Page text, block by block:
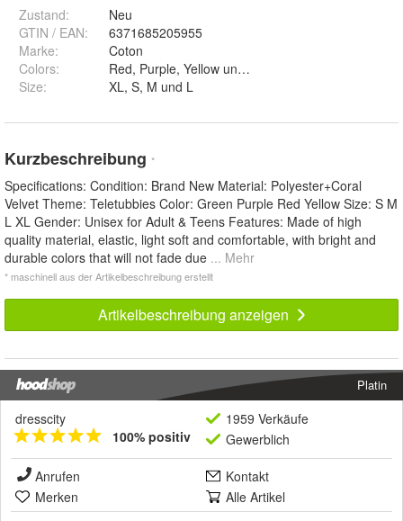
Zustand:
Neu
GTIN / EAN:
6371685205955
Marke:
Coton
Colors:
Red, Purple, Yellow und Green
Size: XL, S, M und L
Kurzbeschreibung *
Specifications: Condition: Brand New Material: Polyester+Coral
Velvet Theme: Teletubbies Color: Green Purple Red Yellow Size: S M
L XL Gender: Unisex for Adult & Teens Features: Made of high
quality material, elastic, light soft and comfortable, with bright and
durable colors that will not fade due ... Mehr
* maschinell aus der Artikelbeschreibung erstellt
Artikelbeschreibung anzeigen
Platin
dresscity
100% positiv
1959 Verkäufe
Gewerblich
Anrufen
Kontakt
Merken
Alle Artikel